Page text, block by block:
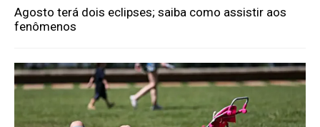
Agosto terá dois eclipses; saiba como assistir aos
fenômenos